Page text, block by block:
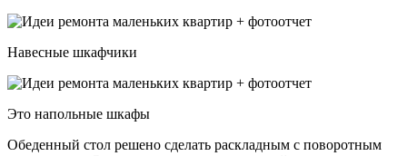
Навесные шкафчики
Это напольные шкафы
Обеденный стол решено сделать раскладным с поворотным